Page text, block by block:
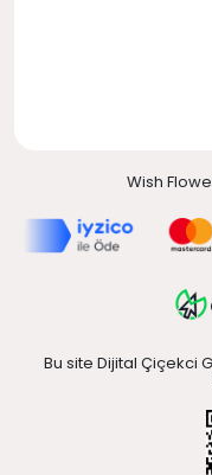
Wish
Bu site Dijital Çiçekci